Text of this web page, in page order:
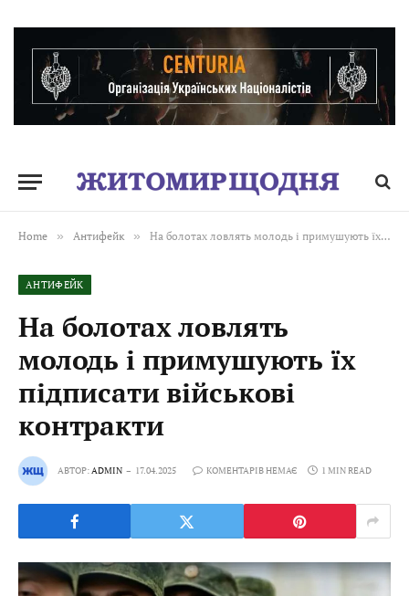
Home » Антифейк » На болотах ловлять молодь і примушують їх підписати військові контракти
АНТИФЕЙК
На болотах ловлять
молодь і примушують їх
підписати військові
контракти
АВТОР:ADMIN 17.04.2025 КОМЕНТАРІВ НЕМАЄ 1 MIN READ